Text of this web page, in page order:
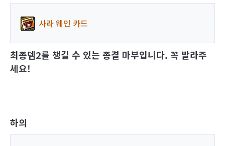
사라 웨인 카드
최종뎀2를 챙길 수 있는 종결 마부입니다. 꼭 발라주
세요!
하의